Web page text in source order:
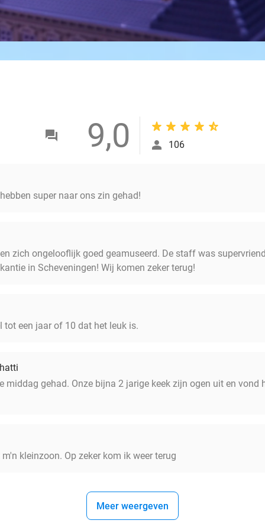
9,0 106
super naar ons zin gehad!
zich ongelooflijk goed geamuseerd. De staff was
in Scheveningen! Wij komen zeker terug!
tot een jaar of 10 dat het leuk is.
middag gehad. Onze bijna 2 jarige keek zijn ogen uit en
kleinzoon. Op zeker kom ik weer terug
Meer weergeven